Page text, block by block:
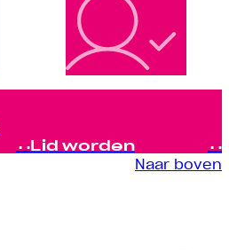
Lid worden
Naar boven